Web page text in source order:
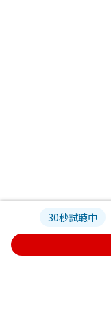
30秒試聴中